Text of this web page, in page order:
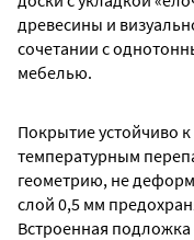
древесины и
сочетании с
мебелью.
Покрытие устойчиво
температурным
геометрию, не
слой 0,5 мм
Встроенная